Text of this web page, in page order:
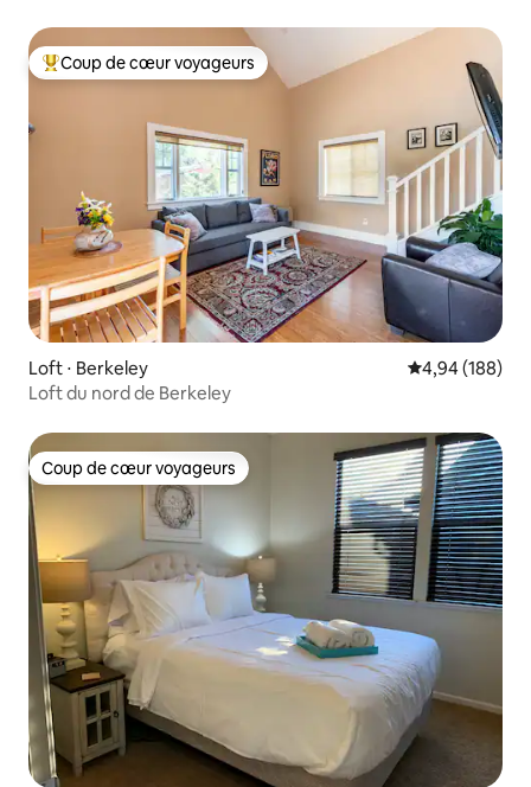
Coups de cœur voyageurs les plus appréciés
Coup de cœur voyageurs
Loft ⋅ Berkeley Évaluation
4,94 (188)
Loft du nord de Berkeley
Coup de cœur voyageurs
Coup de cœur voyageurs